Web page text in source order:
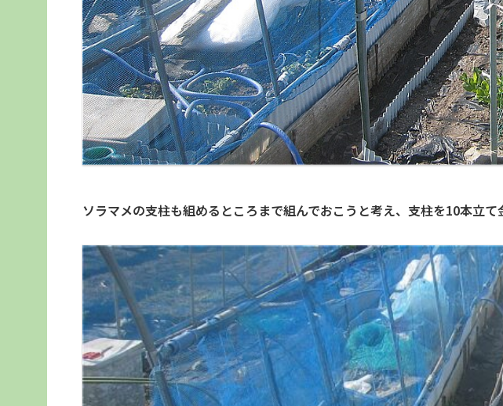
ソラマメの支柱も組めるところまで組んでおこうと考え、支柱を10本立て